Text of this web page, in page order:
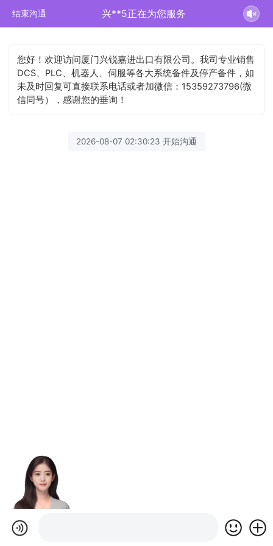
结束沟通 兴**5正在为您服务
您好！欢迎访问厦门兴锐嘉进出口有限公司。我司专业销售
DCS、PLC、机器人、伺服等各大系统备件及停产备件，如
未及时回复可直接联系电话或者加微信：15359273796(微
信同号），感谢您的垂询！
2026-08-07 02:30:23 开始沟通